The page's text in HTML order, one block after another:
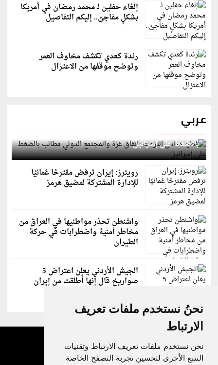
نحنُ نستخدم ملفات تعريف
الارتباط
نحن نستخدم ملفات تعريف الارتباط وتقنيات
التتبع الأخرى لتحسين تجربة التصفح الخاصة
إلغاء حفلين لـ محمد رمضان في أمريكا
بشكلٍ مفاجئ.. إليكم التفاصيل
رندة كعدي تكشف مخاوف العمر
وتوضح موقفها من الاعتزال
عربي
قطر: حماس التزمت باتفاق غزة والمجتمع الدولي مطالب
بالضغط على إسرائيل
رويترز: إيران ترفض مقترحًا عُمانيًا
للإدارة المشتركة لمضيق هرمز
واشنطن تحذر مواطنيها في العراق من
مخاطر أمنية واضطرابات في حركة
الطيران
الجيش الأردني يعلن اعتراض 5
صواريخ قال إنها أُطلقت من إيران